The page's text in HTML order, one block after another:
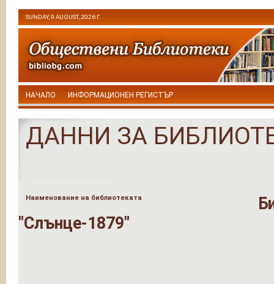
SUNDAY, 9 AUGUST, 2026 Г.
НАЧАЛО ИНФОРМАЦИОНЕН РЕГИСТЪР
ДАННИ ЗА
Наименование на библиотеката
"Слънце-1879"